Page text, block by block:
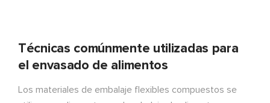
Técnicas comúnmente utilizadas para
el envasado de alimentos
Los materiales de embalaje flexibles compuestos se